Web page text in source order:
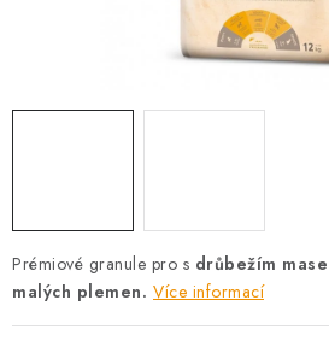
PETLOVER
DOPRAVA PO OSTRAVĚ, HLUČÍNĚ A
Kontakt Možnosti dopravy
Prémiové granule pro s drůbežím
malých plemen. Více informací